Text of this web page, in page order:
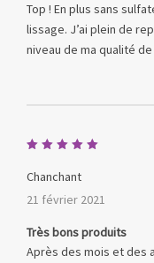
Top ! En plus sans
lissage. J’ai plein de
niveau de ma qualité
sur 5
Chanchant
21 février 2021
Très bons produits
Après des mois et des